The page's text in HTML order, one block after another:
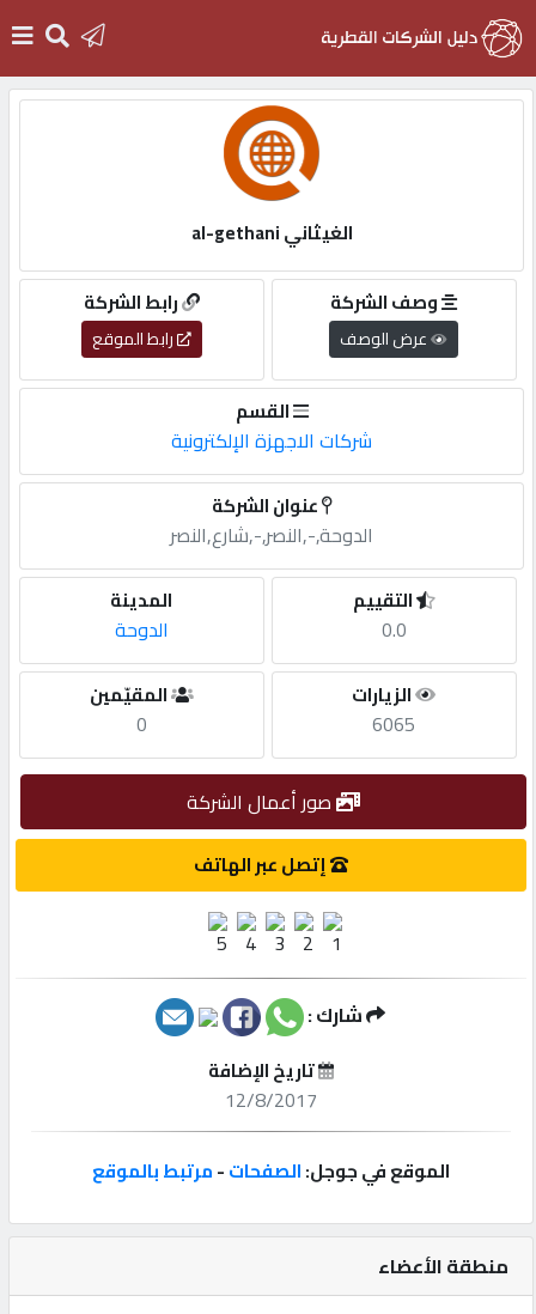
التسجيل
English
أضف
مطلوب
طلب
الاحصائيات
إتصل
إعلانات
منطقة الأعضاء
الغيثاني al-gethani
رابط الشركة
رابط الموقع
وصف الشركة
عرض الوصف
القسم
شركات الاجهزة الإلكترونية
عنوان الشركة
الدوحة,-,النصر,-,شارع,النصر
المدينة
الدوحة
التقييم
0.0
المقيّمين
0
الزيارات
6065
صور أعمال الشركة
إتصل عبر الهاتف
شارك :
تاريخ الإضافة
12/8/2017
الموقع في جوجل:الصفحات-مرتبط بالموقع